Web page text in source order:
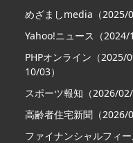
めざましmedia（2025/
Yahoo!ニュース（
PHPオンライン（2025/
10/03）
スポーツ報知（2026/02/
高齢者住宅新聞（2026/
ファイナンシャルフィ